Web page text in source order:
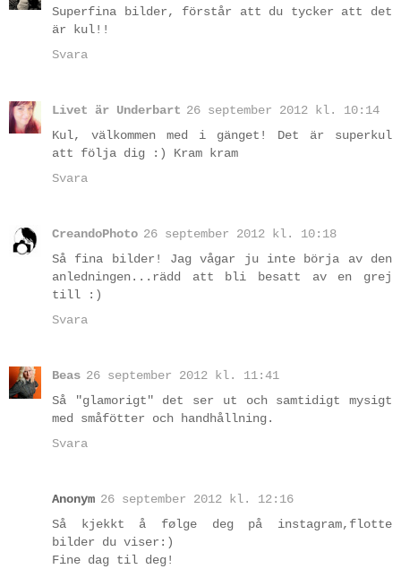
Superfina bilder, förstår att du tycker att det
är kul!!
Svara
Livet är Underbart 26 september 2012 kl. 10:14
Kul, välkommen med i gänget! Det är superkul
att följa dig :) Kram kram
Svara
CreandoPhoto 26 september 2012 kl. 10:18
Så fina bilder! Jag vågar ju inte börja av den
anledningen...rädd att bli besatt av en grej
till :)
Svara
Beas 26 september 2012 kl. 11:41
Så "glamorigt" det ser ut och samtidigt mysigt
med småfötter och handhållning.
Svara
Anonym 26 september 2012 kl. 12:16
Så kjekkt å følge deg på instagram,flotte
bilder du viser:)
Fine dag til deg!